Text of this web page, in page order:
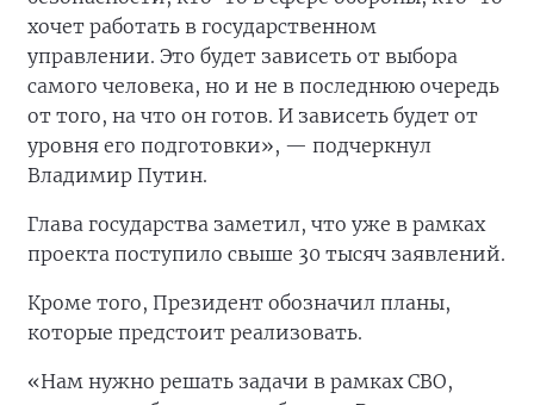
хочет работать в государственном
управлении. Это будет зависеть от выбора
самого человека, но и не в последнюю очередь
от того, на что он готов. И зависеть будет от
уровня его подготовки», — подчеркнул
Владимир Путин.
Глава государства заметил, что уже в рамках
проекта поступило свыше 30 тысяч заявлений.
Кроме того, Президент обозначил планы,
которые предстоит реализовать.
«Нам нужно решать задачи в рамках СВО,